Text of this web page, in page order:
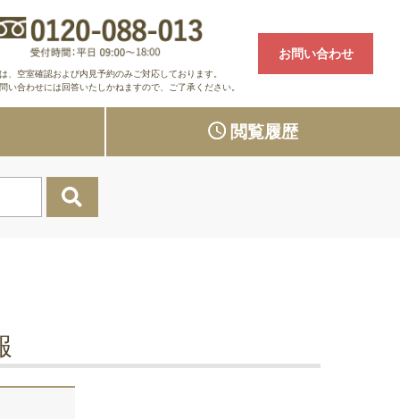
、空室確認および内見予約のみご対応しております。
い合わせには回答いたしかねますので、ご了承ください。
お問い合わせ
閲覧履歴